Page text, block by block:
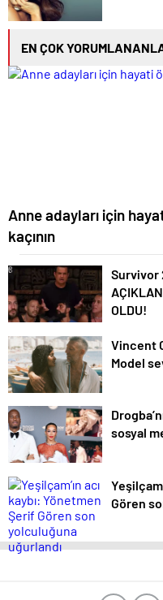
EN ÇOK
Anne adayları için
kaçının
Survivor
OLDU!
Vincent
Model
sosyal
Gören